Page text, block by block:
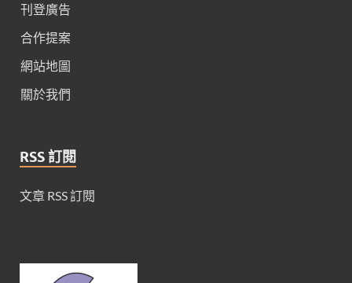
刊登廣告
合作提案
網站地圖
關於我們
RSS 訂閱
文章 RSS 訂閱